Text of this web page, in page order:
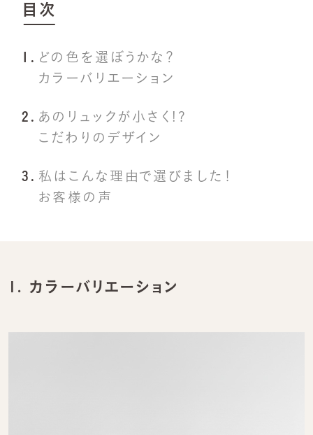
目次
どの色を選ぼうかな？
カラーバリエーション
あのリュックが小さく!?
こだわりのデザイン
私はこんな理由で選びました！
お客様の声
1. カラーバリエーション